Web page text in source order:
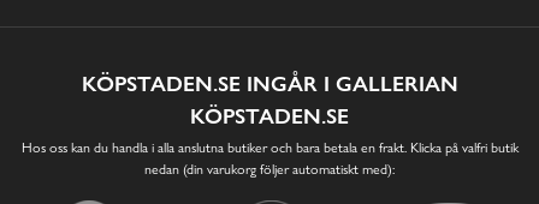
KÖPSTADEN.SE INGÅR I GALLERIAN
KÖPSTADEN.SE
Hos oss kan du handla i alla anslutna butiker och bara betala en frakt. Klicka på valfri butik
nedan (din varukorg följer automatiskt med):